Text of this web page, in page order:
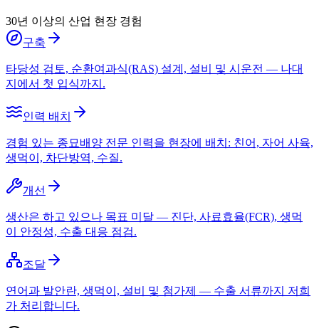
30년 이상의 산업 현장 경험
구축
타당성 검토, 순환여과식(RAS) 설계, 설비 및 시운전 — 나대
지에서 첫 입식까지.
인력 배치
경험 있는 종묘배양 전문 인력을 현장에 배치: 친어, 자어 사육,
생먹이, 차단방역, 수질.
개선
생산은 하고 있으나 목표 미달 — 진단, 사료효율(FCR), 생먹
이 안정성, 수출 대응 점검.
조달
연어과 발안란, 생먹이, 설비 및 첨가제 — 수출 서류까지 저희
가 처리합니다.